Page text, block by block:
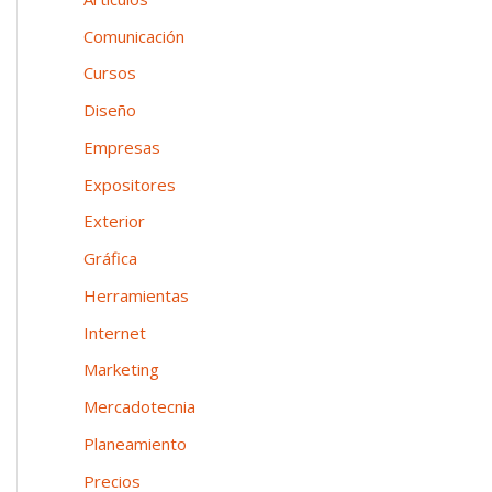
n
e
a
:
Comunicación
Cursos
Diseño
Empresas
Expositores
Exterior
Gráfica
Herramientas
Internet
Marketing
Mercadotecnia
Planeamiento
Precios